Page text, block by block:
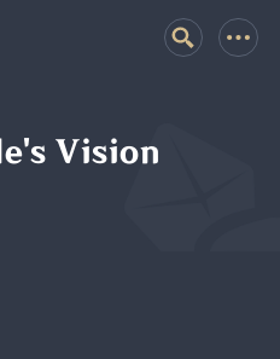
Vision